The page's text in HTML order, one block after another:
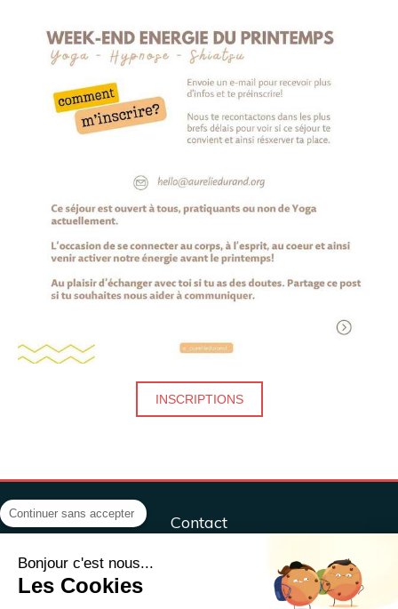
INSCRIPTIONS
Contact
Centre ÔM&Co, sport, santé, bien-être
ÔM&CO, Sport, Santé, Bien-être,
Continuer sans accepter
Bonjour c'est nous...
Les Cookies